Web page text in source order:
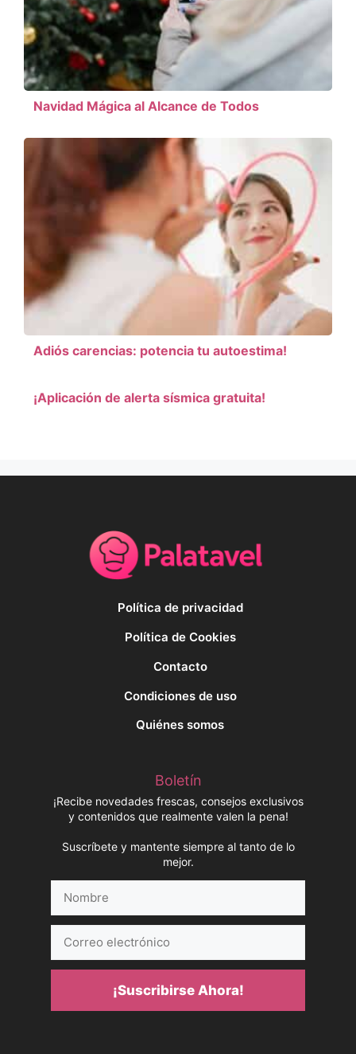
Navidad Mágica al Alcance de Todos
Adiós carencias: potencia tu autoestima!
¡Aplicación de alerta sísmica gratuita!
Política de privacidad
Política de Cookies
Contacto
Condiciones de uso
Quiénes somos
Boletín
¡Recibe novedades frescas, consejos exclusivos
y contenidos que realmente valen la pena!
Suscríbete y mantente siempre al tanto de lo
mejor.
electrónico
¡Suscribirse Ahora!